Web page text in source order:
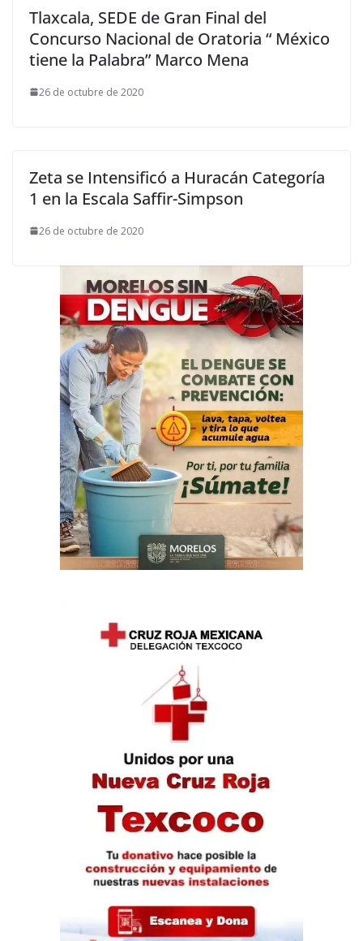
Tlaxcala, SEDE de Gran Final del
Concurso Nacional de Oratoria “ México
tiene la Palabra” Marco Mena
26 de octubre de 2020
Zeta se Intensificó a Huracán Categoría
1 en la Escala Saffir-Simpson
26 de octubre de 2020